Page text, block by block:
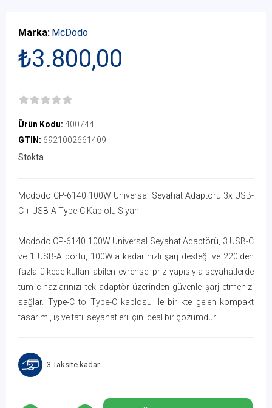
Marka: McDodo
₺3.800,00
Ürün Kodu: 400744
GTIN: 6921002661409
Stokta
Mcdodo CP-6140 100W Universal Seyahat Adaptörü 3x USB-
C + USB-A Type-C Kablolu Siyah
Mcdodo CP-6140 100W Universal Seyahat Adaptörü, 3 USB-C
ve 1 USB-A portu, 100W'a kadar hızlı şarj desteği ve 220'den
fazla ülkede kullanılabilen evrensel priz yapısıyla seyahatlerde
tüm cihazlarınızı tek adaptör üzerinden güvenle şarj etmenizi
sağlar. Type-C to Type-C kablosu ile birlikte gelen kompakt
tasarımı, iş ve tatil seyahatleri için ideal bir çözümdür.
3 Taksite kadar